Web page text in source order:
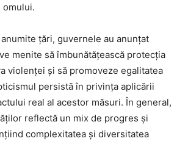
țări, guvernele au anunțat
menite să îmbunătățească protecția
violenței și să promoveze egalitatea
persistă în privința aplicării
real al acestor măsuri. În general,
reflectă un mix de progres și
complexitatea și diversitatea